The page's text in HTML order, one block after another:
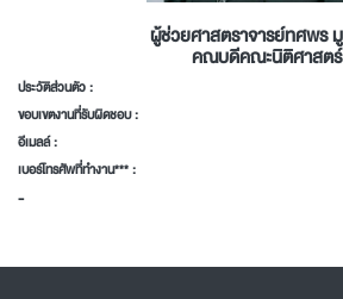
ผู้ช่วยศาสตราจารย์ทศพร
คณบดีคณะนิติศาสตร์
ประวัติส่วนตัว :
ขอบเขตงานที่รับผิดชอบ :
อีเมลล์ :
เบอร์โทรศัพที่ทำงาน*** :
-